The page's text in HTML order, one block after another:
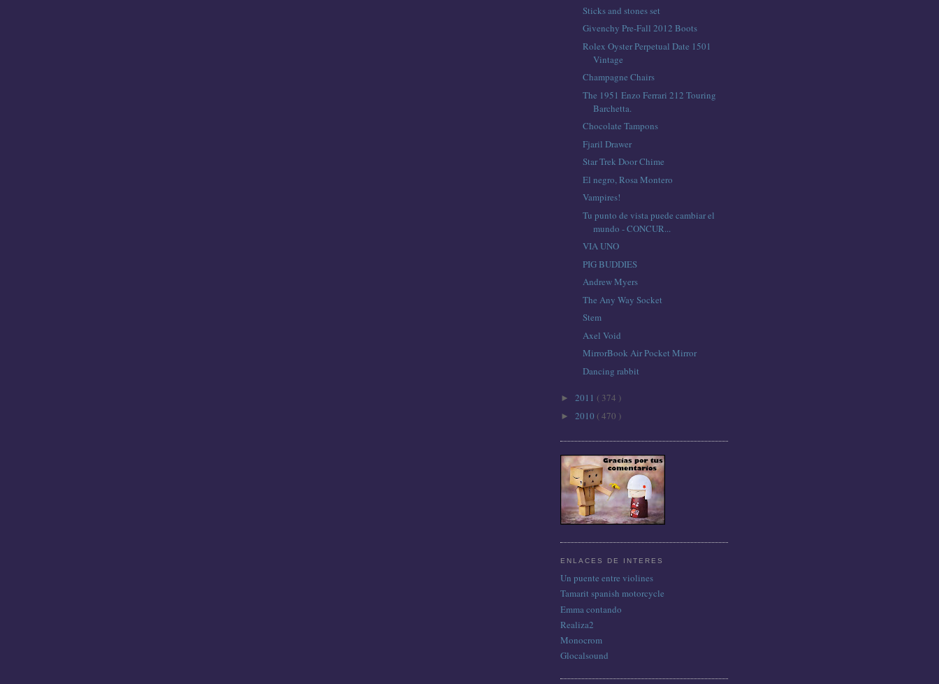
Sticks and stones set
Givenchy Pre-Fall 2012 Boots
Rolex Oyster Perpetual Date 1501
Vintage
Champagne Chairs
The 1951 Enzo Ferrari 212 Touring
Barchetta.
Chocolate Tampons
Fjaril Drawer
Star Trek Door Chime
El negro, Rosa Montero
Vampires!
Tu punto de vista puede cambiar el
mundo - CONCUR...
VIA UNO
PIG BUDDIES
Andrew Myers
The Any Way Socket
Stem
Axel Void
MirrorBook Air Pocket Mirror
Dancing rabbit
► 2011 ( 374 )
► 2010 ( 470 )
ENLACES DE INTERES
Un puente entre violines
Tamarit spanish motorcycle
Emma contando
Realiza2
Monocrom
Glocalsound